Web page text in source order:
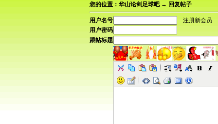
您的位置：华山论剑足球吧 → 回复帖子
用户名号
注册新会员
用户密码
跟帖标题